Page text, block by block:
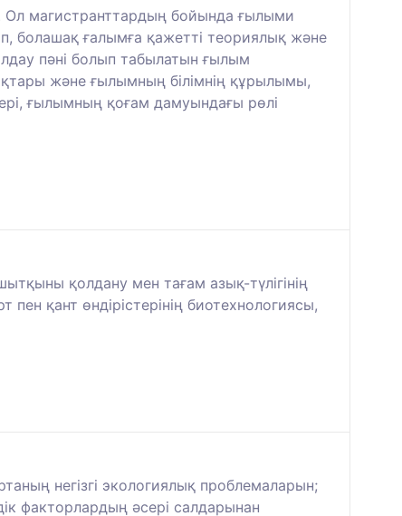
магистранттардың бойында ғылыми
болашақ ғалымға қажетті теориялық және
пәні болып табылатын ғылым
және ғылымның білімнің құрылымы,
ғылымның қоғам дамуындағы рөлі
қолдану мен тағам азық-түлігінің
пен қант өндірістерінің биотехнологиясы,
негізгі экологиялық проблемаларын;
факторлардың әсері салдарынан